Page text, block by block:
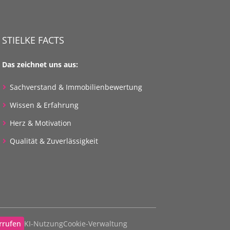
STIELKE FACTS
Das zeichnet uns aus:
Sachverstand & Immobilienbewertung
Wissen & Erfahrung
Herz & Motivation
Qualität & Zuverlässigkeit
KI-NutzungCookie-Verwaltung